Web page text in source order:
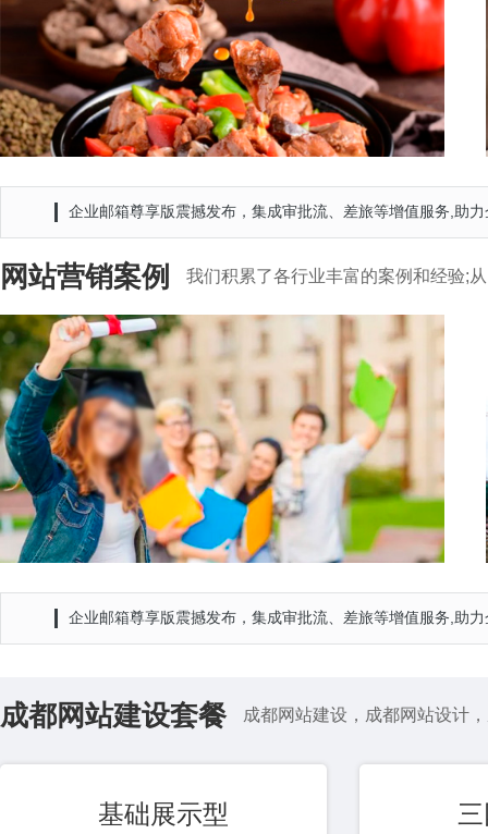
企业邮箱尊享版震撼发布，集成审批流、差旅等增值服务,助
网站营销案例 我们积累了各行业丰富的案例和经验;
昆明橙子教育
企业邮箱尊享版震撼发布，集成审批流、差旅等增值服务,助
成都网站建设套餐 成都网站建设，成都网站设计
基础展示型